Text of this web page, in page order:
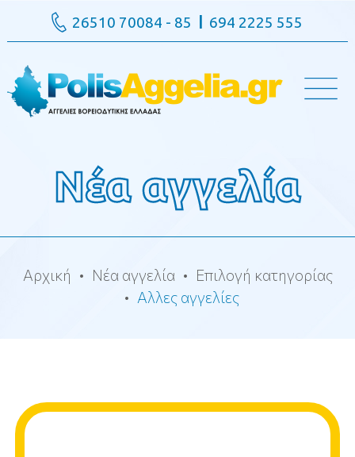
26510 70084 - 85 694 2225 555
Νέα αγγελία
Αρχική Νέα αγγελία
Επιλογή κατηγορίας
Αλλες αγγελίες